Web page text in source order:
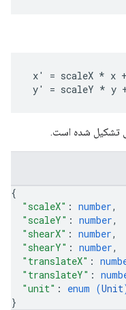
x' = scaleX * x
تشکیل شده است.
{
"scaleX" : number,
"scaleY" : number,
"shearX" : number,
"shearY" : number,
"translateX" :
"translateY" :
"unit" : enum (Unit
}